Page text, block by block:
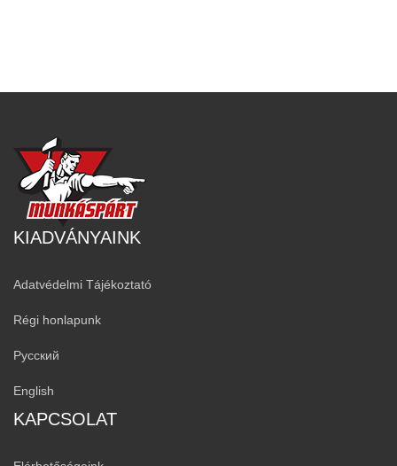
KIADVÁNYAINK
Adatvédelmi Tájékoztató
Régi honlapunk
Русский
English
KAPCSOLAT